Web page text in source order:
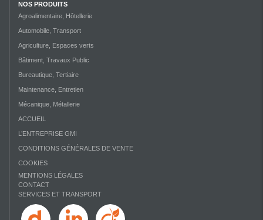
NOS PRODUITS
Agroalimentaire, Hôtellerie
Automobile, Transport
Agriculture, Espaces verts
Bâtiment, Travaux Public
Bureautique, Tertiaire
Maintenance, Entretien
Mécanique, Métallerie
ACCUEIL
L’ENTREPRISE GMI
CONDITIONS GÉNÉRALES DE VENTE
COOKIES
MENTIONS LÉGALES
CONTACT
SERVICES ET TRANSPORT